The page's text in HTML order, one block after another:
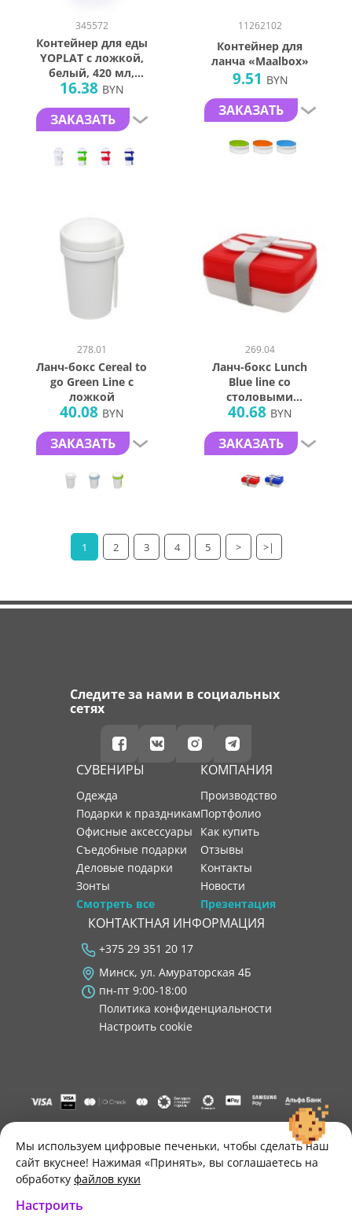
345572
Контейнер для еды
YOPLAT с ложкой,
белый, 420 мл,
16,3х9см, пластик
16.38 BYN
ЗАКАЗАТЬ
11262102
Контейнер для
ланча «Maalbox»
9.51 BYN
ЗАКАЗАТЬ
278.01
Ланч-бокс Cereal to
go Green Line с
ложкой
40.08 BYN
ЗАКАЗАТЬ
269.04
Ланч-бокс Lunch
Blue line со
столовыми
приборами
40.68 BYN
ЗАКАЗАТЬ
1 2 3 4 5 > >|
Следите за нами в социальных
сетях
СУВЕНИРЫ
Одежда
Подарки к праздникам
Офисные аксессуары
Съедобные подарки
Деловые подарки
Зонты
Смотреть все
КОМПАНИЯ
производство
портфолио
как купить
отзывы
контакты
новости
Презентация
КОНТАКТНАЯ ИНФОРМАЦИЯ
+375 29 351 20 17
Минск, ул. Амураторская 4Б
пн-пт 9:00-18:00
Политика конфиденциальности
Настроить cookie
"ООО "Лигатура", УНП 193602931, Республика Беларусь, 220004,
г. Минск, ул. Амураторская, 4Б, цокольный этаж, помещение 3.
Р/с BY34 ALFA 3012 2B24 8200 1027 0000"
Свидетельство о государственной регистрации №193602931
выдано Минским горисполкомом 30.11.2021 г.
Мы используем цифровые печеньки, чтобы сделать наш
сайт вкуснее! Нажимая «Принять», вы соглашаетесь на
обработку файлов куки
Настроить